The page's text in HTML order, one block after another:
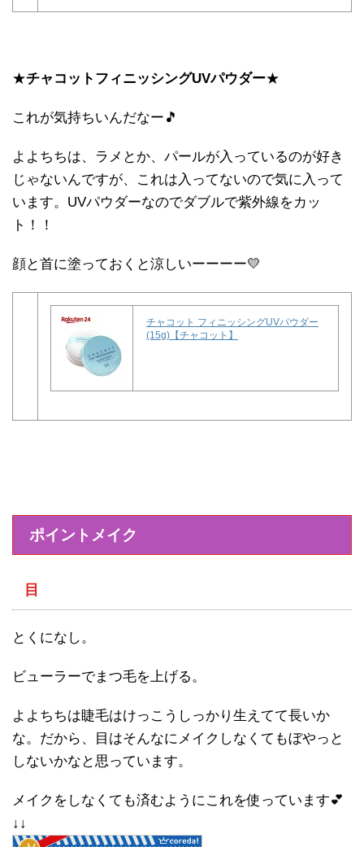
★チャコットフィニッシングUVパウダー★
これが気持ちいんだなー🎵
よよちちは、ラメとか、パールが入っているのが好き
じゃないんですが、これは入ってないので気に入って
います。UVパウダーなのでダブルで紫外線をカッ
ト！！
顔と首に塗っておくと涼しいーーーー💛
チャコット フィニッシングUVパウダー
(15g)【チャコット】
ポイントメイク
目
とくになし。
ビューラーでまつ毛を上げる。
よよちちは睫毛はけっこうしっかり生えてて長いか
な。だから、目はそんなにメイクしなくてもぼやっと
しないかなと思っています。
メイクをしなくても済むようにこれを使っています💕
↓↓